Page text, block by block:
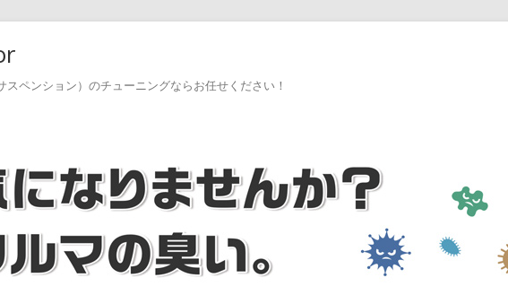
スペンション）のチューニングならお任せください！